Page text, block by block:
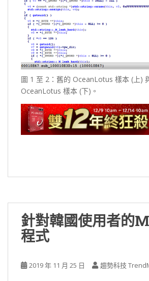
圖 1 至 2：舊的 OceanLotus 樣本 (上)
OceanLotus 樣本 (下)。
針對韓國使用者的
程式
2019 年 11 月 25 日 趨勢科技